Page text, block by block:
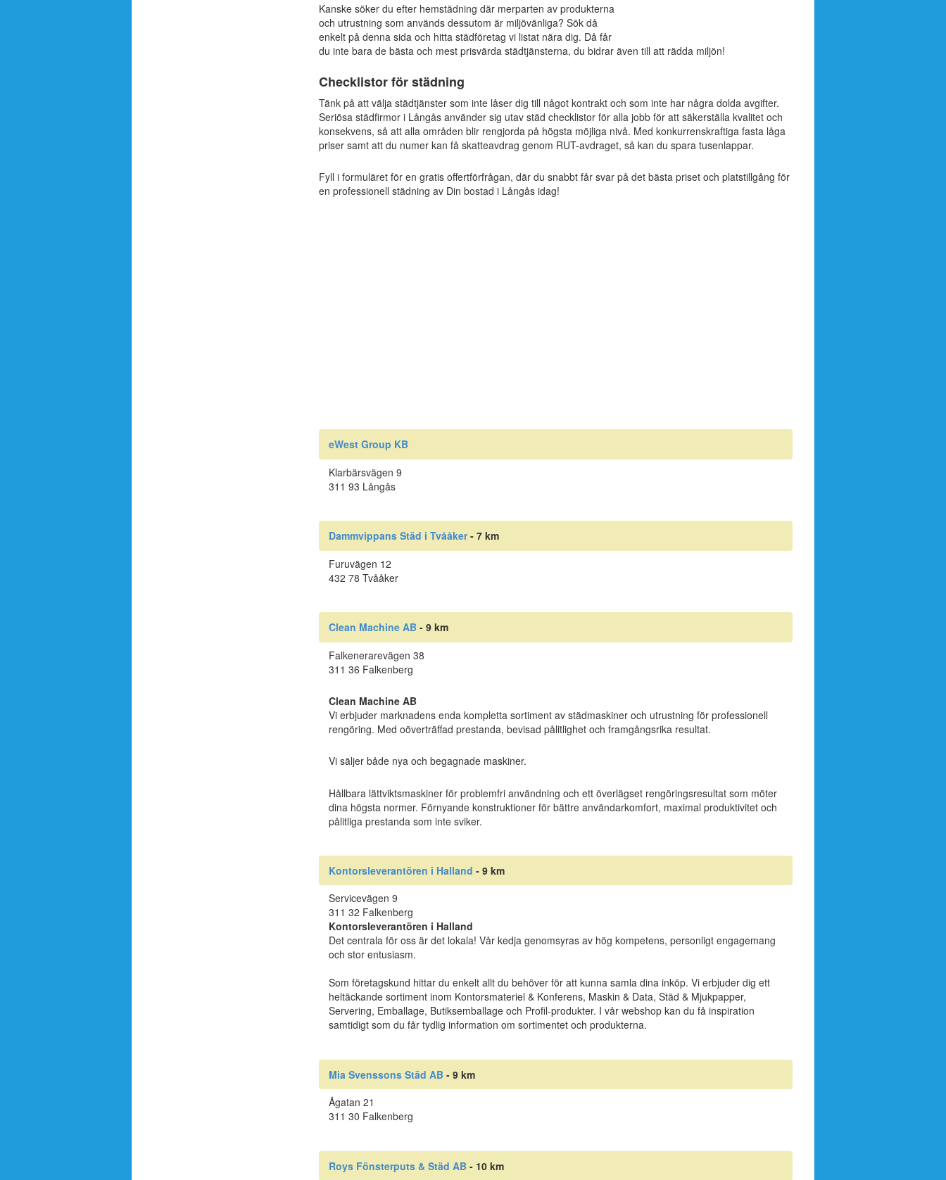
Kanske söker du efter hemstädning där merparten av produkterna
och utrustning som används dessutom är miljövänliga? Sök då
enkelt på denna sida och hitta städföretag vi listat nära dig. Då får
du inte bara de bästa och mest prisvärda städtjänsterna, du bidrar även till att rädda miljön!
Checklistor för städning
Tänk på att välja städtjänster som inte låser dig till något kontrakt och som inte har några dolda avgifter.
Seriösa städfirmor i Långås använder sig utav städ checklistor för alla jobb för att säkerställa kvalitet och
konsekvens, så att alla områden blir rengjorda på högsta möjliga nivå. Med konkurrenskraftiga fasta låga
priser samt att du numer kan få skatteavdrag genom RUT-avdraget, så kan du spara tusenlappar.
Fyll i formuläret för en gratis offertförfrågan, där du snabbt får svar på det bästa priset och platstillgång för
en professionell städning av Din bostad i Långås idag!
eWest Group KB
Klarbärsvägen 9
311 93 Långås
Dammvippans Städ i Tvååker- 7 km
Furuvägen 12
432 78 Tvååker
Clean Machine AB- 9 km
Falkenerarevägen 38
311 36 Falkenberg
Clean Machine AB
Vi erbjuder marknadens enda kompletta sortiment av städmaskiner och utrustning för professionell
rengöring. Med oöverträffad prestanda, bevisad pålitlighet och framgångsrika resultat.
Vi säljer både nya och begagnade maskiner.
Hållbara lättviktsmaskiner för problemfri användning och ett överlägset rengöringsresultat som möter
dina högsta normer. Förnyande konstruktioner för bättre användarkomfort, maximal produktivitet och
pålitliga prestanda som inte sviker.
Kontorsleverantören i Halland - 9 km
Servicevägen 9
311 32 Falkenberg
Kontorsleverantören i Halland
Det centrala för oss är det lokala! Vår kedja genomsyras av hög kompetens, personligt engagemang
och stor entusiasm.
Som företagskund hittar du enkelt allt du behöver för att kunna samla dina inköp. Vi erbjuder dig ett
heltäckande sortiment inom Kontorsmateriel & Konferens, Maskin & Data, Städ & Mjukpapper,
Servering, Emballage, Butiksemballage och Profil-produkter. I vår webshop kan du få inspiration
samtidigt som du får tydlig information om sortimentet och produkterna.
Mia Svenssons Städ AB- 9 km
Ågatan 21
311 30 Falkenberg
Roys Fönsterputs & Städ AB- 10 km